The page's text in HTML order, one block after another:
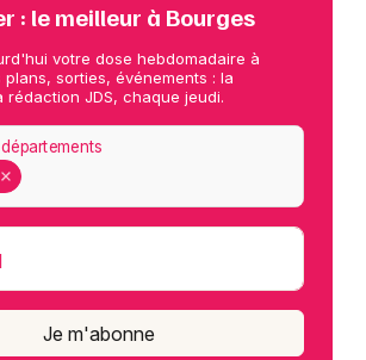
: le meilleur à Bourges
votre dose hebdomadaire à
plans, sorties, événements : la
rédaction JDS, chaque jeudi.
Je m'abonne